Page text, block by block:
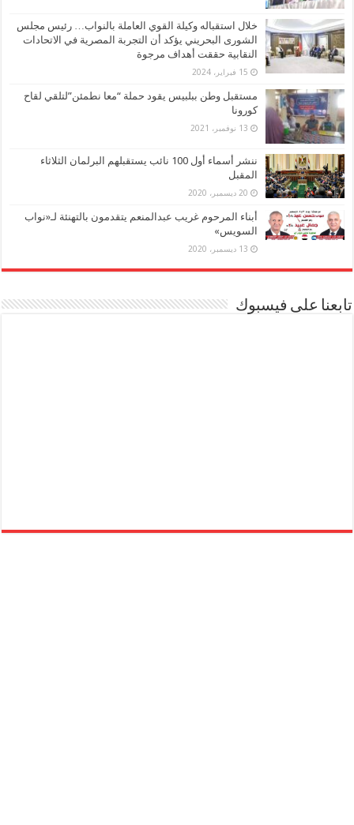
خلال استقباله وكيلة القوي العاملة بالنواب… رئيس مجلس
الشورى البحريني يؤكد أن التجربة المصرية في الاتحادات
النقابية حققت أهداف مرجوة
15 فبراير، 2024
مستقبل وطن ببلبيس يقود حملة “معا نطمئن”لتلقي لقاح
كورونا
13 نوفمبر، 2021
ننشر أسماء أول 100 نائب يستقبلهم البرلمان الثلاثاء
المقبل
20 ديسمبر، 2020
أبناء المرحوم غريب عبدالمنعم يتقدمون بالتهنئة لـ«نواب
السويس»
13 ديسمبر، 2020
تابعنا على فيسبوك